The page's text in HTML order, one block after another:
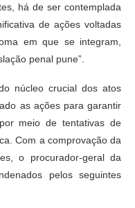
há de ser contemplada
de ações voltadas
em que se integram,
penal pune”.
núcleo crucial dos atos
as ações para garantir
meio de tentativas de
Com a comprovação da
o procurador-geral da
pelos seguintes